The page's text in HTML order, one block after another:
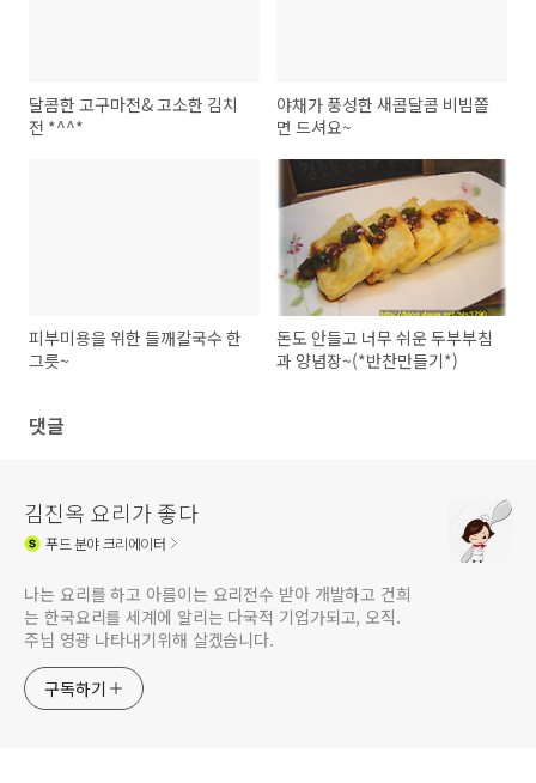
달콤한 고구마전& 고소한 김치
전 *^^*
야채가 풍성한 새콤달콤 비빔쫄
면 드셔요~
피부미용을 위한 들깨칼국수 한
그릇~
돈도 안들고 너무 쉬운 두부부침
과 양념장~(*반찬만들기*)
댓글
김진옥 요리가 좋다
푸드분야 크리에이터
나는 요리를 하고 아름이는 요리전수 받아 개발하고 건희
는 한국요리를 세계에 알리는 다국적 기업가되고, 오직.
주님 영광 나타내기위해 살겠습니다.
구독하기